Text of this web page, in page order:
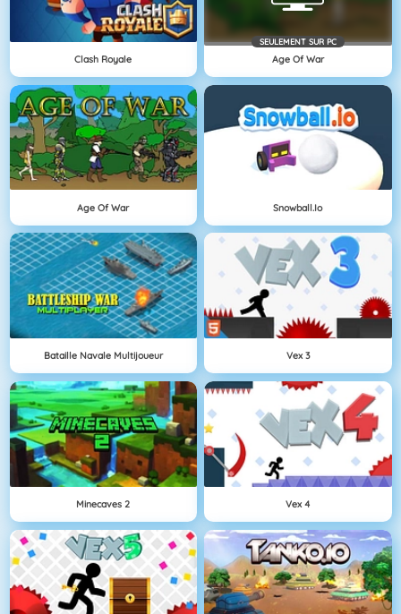
Clash Royale
SEULEMENT SUR PC
Age Of War
Age Of War Snowball.io
Bataille Navale Multijoueur Vex 3
Minecaves 2 Vex 4